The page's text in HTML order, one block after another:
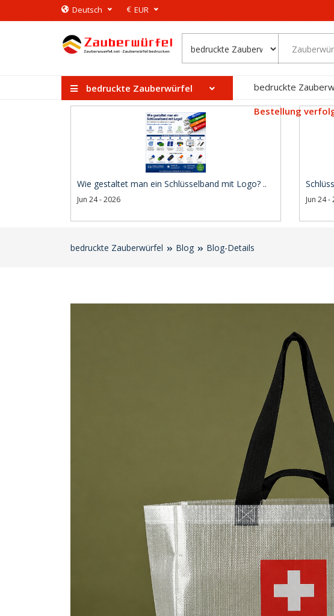
Deutsch € EUR
bedruckte Zauberwürfel bedruckte
Bestellung
Wie gestaltet man ein Schlüsselband mit Logo? ..
Jun 24 - 2026 Jun 24 -
bedruckte Zauberwürfel Blog Blog-Details